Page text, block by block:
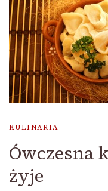
KULINARIA
Ówczesna
żyje